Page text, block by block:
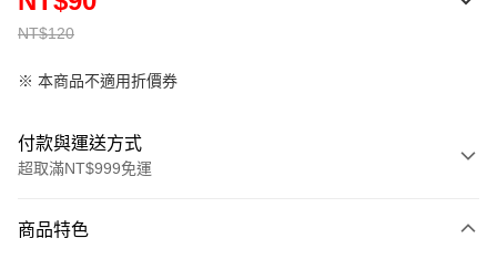
NT$120
※ 本商品不適用折價券
付款與運送方式
超取滿NT$999免運
信用卡一次付款
商品特色